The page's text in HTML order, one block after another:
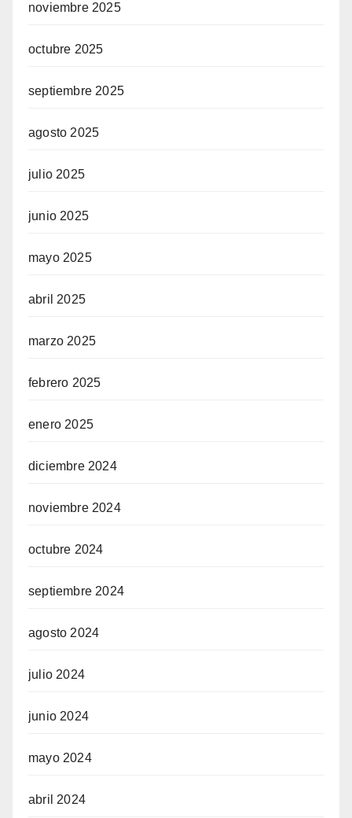
noviembre 2025
octubre 2025
septiembre 2025
agosto 2025
julio 2025
junio 2025
mayo 2025
abril 2025
marzo 2025
febrero 2025
enero 2025
diciembre 2024
noviembre 2024
octubre 2024
septiembre 2024
agosto 2024
julio 2024
junio 2024
mayo 2024
abril 2024